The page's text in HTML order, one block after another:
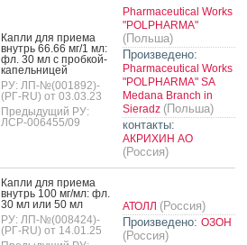
Кап­ли для при­ема
внутрь 66.66 мг/1 мл:
фл. 30 мл с проб­кой-
ка­пель­ни­цей
РУ: ЛП-№(001892)-
(РГ-RU) от 03.03.23
Предыдущий РУ:
ЛСР-006455/09
Pharmaceutical Works
"POLPHARMA"
(Польша)
Произведено:
Pharmaceutical Works
"POLPHARMA" SA
Medana Branch in
Sieradz (Польша)
контакты:
АКРИХИН АО
(Россия)
Кап­ли для при­ема
внутрь 100 мг/мл: фл.
30 мл или 50 мл
РУ: ЛП-№(008424)-
(РГ-RU) от 14.01.25
АТОЛЛ (Россия)
Произведено: ОЗОН
(Россия)